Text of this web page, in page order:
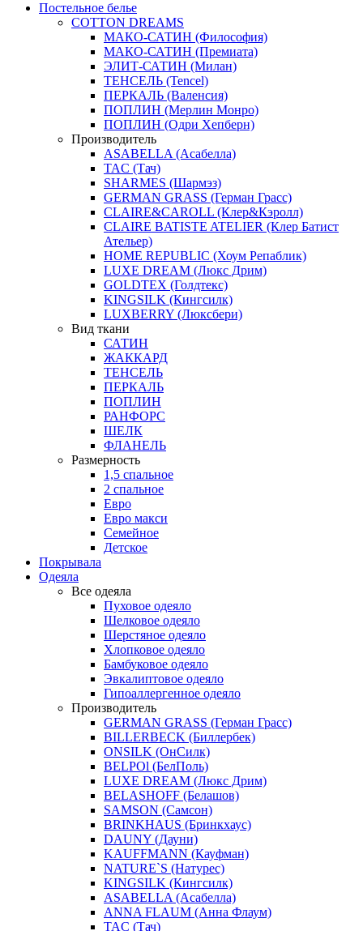
Постельное белье
COTTON DREAMS
МАКО-САТИН (Философия)
МАКО-САТИН (Премиата)
ЭЛИТ-САТИН (Милан)
ТЕНСЕЛЬ (Tencel)
ПЕРКАЛЬ (Валенсия)
ПОПЛИН (Мерлин Монро)
ПОПЛИН (Одри Хепберн)
Производитель
ASABELLA (Асабелла)
TAC (Тач)
SHARMES (Шармэз)
GERMAN GRASS (Герман Грасс)
CLAIRE&CAROLL (Клер&Кэролл)
CLAIRE BATISTE ATELIER (Клер Батист
Ательер)
HOME REPUBLIC (Хоум Репаблик)
LUXE DREAM (Люкс Дрим)
GOLDTEX (Голдтекс)
KINGSILK (Кингсилк)
LUXBERRY (Люксбери)
Вид ткани
САТИН
ЖАККАРД
ТЕНСЕЛЬ
ПЕРКАЛЬ
ПОПЛИН
РАНФОРС
ШЕЛК
ФЛАНЕЛЬ
Размерность
1,5 спальное
2 спальное
Евро
Евро макси
Семейное
Детское
Покрывала
Одеяла
Все одеяла
Пуховое одеяло
Шелковое одеяло
Шерстяное одеяло
Хлопковое одеяло
Бамбуковое одеяло
Эвкалиптовое одеяло
Гипоаллергенное одеяло
Производитель
GERMAN GRASS (Герман Грасс)
BILLERBECK (Биллербек)
ONSILK (ОнСилк)
BELPOl (БелПоль)
LUXE DREAM (Люкс Дрим)
BELASHOFF (Белашов)
SAMSON (Самсон)
BRINKHAUS (Бринкхаус)
DAUNY (Дауни)
KAUFFMANN (Кауфман)
NATURE`S (Натурес)
KINGSILK (Кингсилк)
ASABELLA (Асабелла)
ANNA FLAUM (Анна Флаум)
TAC (Тач)